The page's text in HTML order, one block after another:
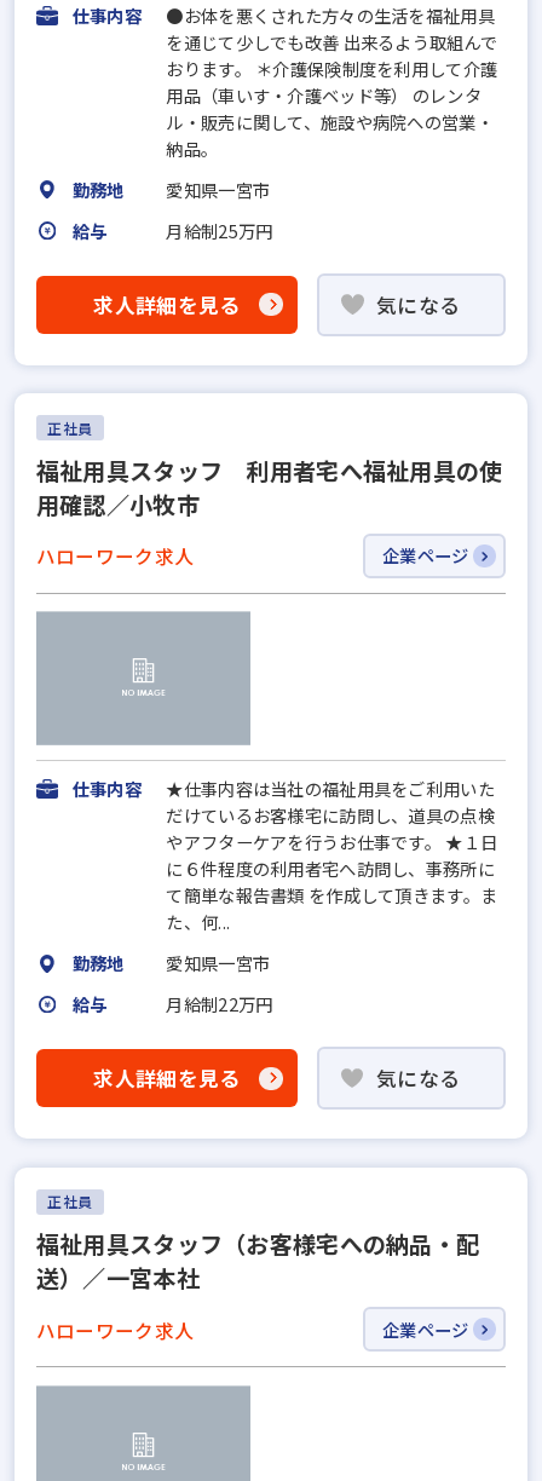
仕事内容
●お体を悪くされた方々の生活を福祉用具
を通じて少しでも改善 出来るよう取組んで
おります。 ＊介護保険制度を利用して介護
用品（車いす・介護ベッド等） のレンタ
ル・販売に関して、施設や病院への営業・
納品。
勤務地
愛知県一宮市
給与
月給制25万円
求人詳細を見る 気になる
正社員
福祉用具スタッフ 利用者宅へ福祉用具の使
用確認／小牧市
ハローワーク求人 企業ページ
仕事内容
★仕事内容は当社の福祉用具をご利用いた
だけているお客様宅に訪問し、道具の点検
やアフターケアを行うお仕事です。 ★１日
に６件程度の利用者宅へ訪問し、事務所に
て簡単な報告書類 を作成して頂きます。ま
た、何...
勤務地
愛知県一宮市
給与
月給制22万円
求人詳細を見る 気になる
正社員
福祉用具スタッフ（お客様宅への納品・配
送）／一宮本社
ハローワーク求人 企業ページ